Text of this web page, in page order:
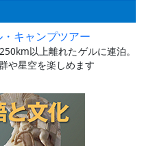
キャンプツアー
以上離れたゲルに連泊。
や星空を楽しめます